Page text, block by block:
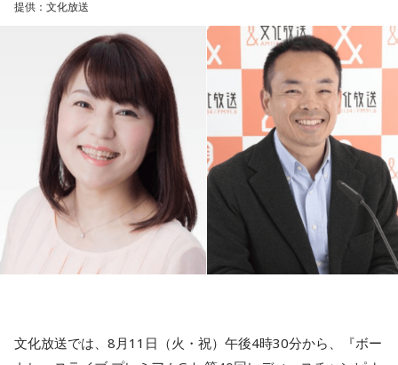
●協賛： ZIPPO / tabiwa by WESTER
●協力：大阪音楽大学 / ZIP-FM
「対中感情が悪い、というのは恐らく、日本国民の多く
がそう感じているところもある。メディアが煽ったり政治が
煽ったりもしてきたけど。あれはある種のポピュリズム的な
発言に近かった、という面も持つ、ということでしょうか」
金子勝「ポピュリズムの面もあるけれど。もう少し言うと、
すべてを考慮したうえで、すべてをとることはできない。バ
ランスをとると言っても、あれもこれも、というのは無理な
ので。計算したうえで何がもっとも利益があるか、と思考す
るプロセスが消えていて。ある種のイデオロギーみたいなも
のでボン、といってそれを貫くことが政治だと思い込んでい
青木「はい」
「初の女性総理で、近年多かった世襲でもない。外務大
臣や財務大臣の経験もない。裏を返せば旧来型の政治の文脈
の中とは違うかたちで出てきたと。肯定的にとらえている人
も多いと思うんです。ただ外交の話でいうと、ずいぶん前の
話ですが、例の『台湾有事は存立危機事態だ』発言で中国と
の関係がおかしくなった。あれは迂闊というか知識がなかっ
たのか、あるいは意図的な発言だったのか」
「最初は迂闊に、どんどん詰められて『何を！』という
では、と。言う必要はまったくなかった。わざわざ中国を構
提供：文化放送
文化放送では、8月11日（火・祝）午後4時30分から、『ボー